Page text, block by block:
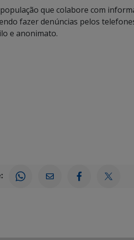
que colabore com
fazer denúncias pelos
e anonimato.